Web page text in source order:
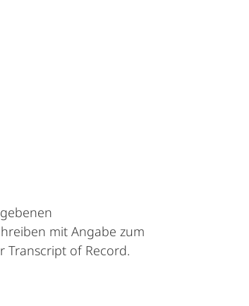
mit Angabe zum
Transcript of Record.